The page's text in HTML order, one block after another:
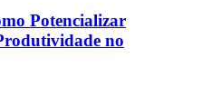
Potencializar
no